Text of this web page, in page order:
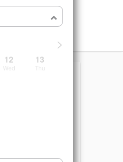
>
12 13